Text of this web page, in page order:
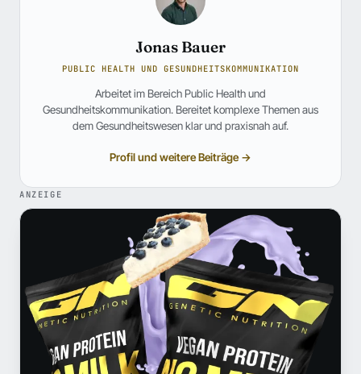
Jonas Bauer
PUBLIC HEALTH UND GESUNDHEITSKOMMUNIKATION
Arbeitet im Bereich Public Health und
Gesundheitskommunikation. Bereitet komplexe Themen aus
dem Gesundheitswesen klar und praxisnah auf.
Profil und weitere Beiträge →
ANZEIGE